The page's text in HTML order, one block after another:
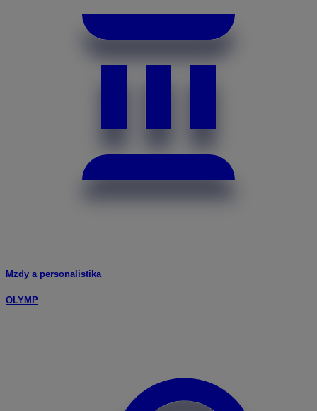
Mzdy a personalistika
OLYMP